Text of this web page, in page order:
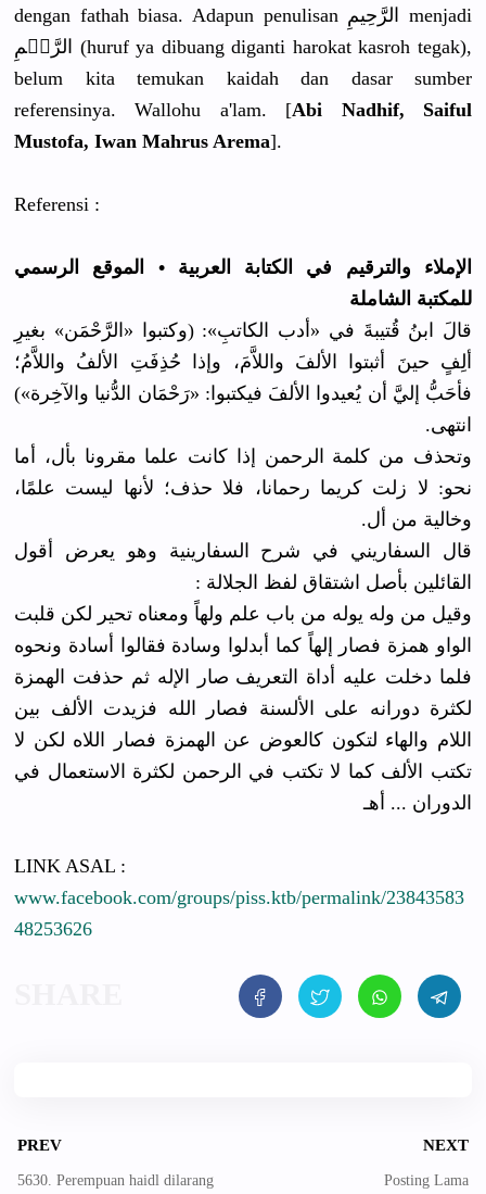
dengan fathah biasa. Adapun penulisan الرَّحِيمِ menjadi
الرَّحٖمِ (huruf ya dibuang diganti harokat kasroh tegak),
belum kita temukan kaidah dan dasar sumber
referensinya. Wallohu a'lam. [Abi Nadhif,
Saiful
Mustofa, Iwan Mahrus Arema].
Referensi :
الإملاء والترقيم في الكتابة العربية • الموقع الرسمي
للمكتبة الشاملة
قالَ ابنُ قُتيبةَ في «أدب الكاتبِ»: (وكتبوا «الرَّحْمَن» بغيرِ
ألِفٍ حينَ أثبتوا الألفَ واللاَّمَ، وإذا حُذِفَتِ الألفُ واللاَّمُ؛
فأحَبُّ إليَّ أن يُعيدوا الألفَ فيكتبوا: «رَحْمَان الدُّنيا والآخِرة»)
انتهى.
وتحذف من كلمة الرحمن إذا كانت علما مقرونا بأل، أما
نحو: لا زلت كريما رحمانا، فلا حذف؛ لأنها ليست علمًا،
وخالية من أل.
قال السفاريني في شرح السفارينية وهو يعرض أقول
القائلين بأصل اشتقاق لفظ الجلالة :
وقيل من وله يوله من باب علم ولهاً ومعناه تحير لكن قلبت
الواو همزة فصار إلهاً كما أبدلوا وسادة فقالوا أسادة ونحوه
فلما دخلت عليه أداة التعريف صار الإله ثم حذفت الهمزة
لكثرة دورانه على الألسنة فصار الله فزيدت الألف بين
اللام والهاء لتكون كالعوض عن الهمزة فصار اللاه لكن لا
تكتب الألف كما لا تكتب في الرحمن لكثرة الاستعمال في
الدوران ... أهـ
LINK ASAL :
www.facebook.com/groups/piss.ktb/permalink/23843583
48253626
PREV
5630. Perempuan haidl dilarang
NEXT
Posting Lama